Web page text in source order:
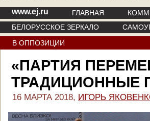
www.ej.ru ГЛАВНАЯ
БЕЛОРУССКОЕ ЗЕРКАЛО
В ОППОЗИЦИИ
«ПАРТИЯ
ТРАДИЦИОННЫЕ
16 МАРТА 2018, ИГОРЬ